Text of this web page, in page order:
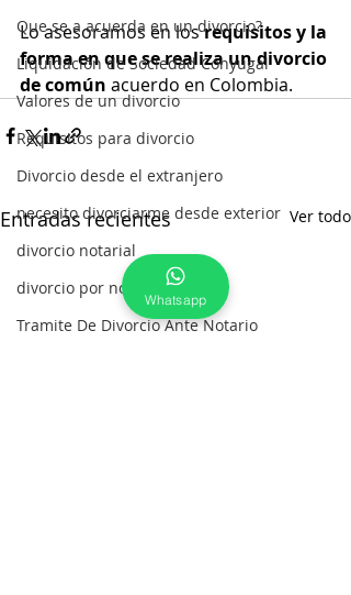
Que se a acuerda en un divorcio?
Liquidación de Sociedad Conyugal
Valores de un divorcio
Requisitos para divorcio
Divorcio desde el extranjero
necesito divorciarme desde exterior
divorcio notarial
divorcio por notaria
Tramite De Divorcio Ante Notario
Lo asesoramos en los requisitos y la
forma en que se realiza un divorcio
de común acuerdo en Colombia.
Entradas recientes Ver todo
Whatsapp